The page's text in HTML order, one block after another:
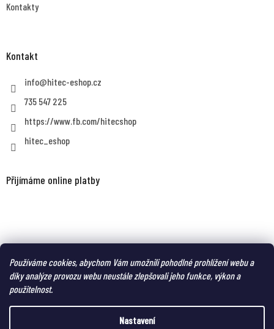
Používáme cookies, abychom Vám umožnili pohodlné prohlížení webu a
díky analýze provozu webu neustále zlepšovali jeho funkce, výkon a
použitelnost.
Nastavení
Kontakty
Kontakt
info@hitec-eshop.cz
735 547 225
https://www.fb.com/hitecshop
hitec_eshop
Přijímáme online platby
MAGNUM eshop - taktická obuv a oblečení pro náročné
Vytvořil Shoptet